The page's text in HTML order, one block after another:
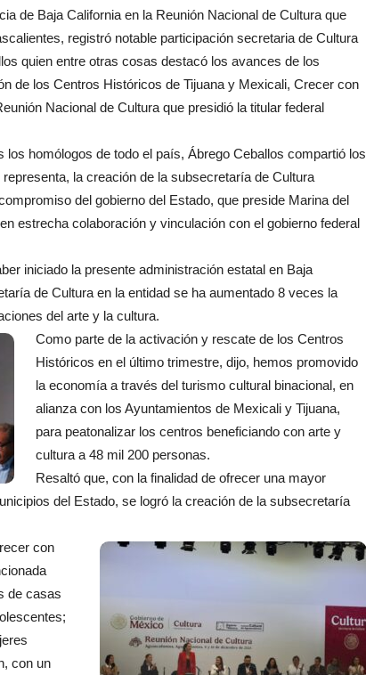
de Baja California en la Reunión Nacional de Cultura que
registró notable participación secretaria de Cultura
quien entre otras cosas destacó los avances de los
de los Centros Históricos de Tijuana y Mexicali, Crecer con
Nacional de Cultura que presidió la titular federal
los homólogos de todo el país, Ábrego Ceballos compartió los
la creación de la subsecretaría de Cultura
del gobierno del Estado, que preside Marina del
estrecha colaboración y vinculación con el gobierno federal
iniciado la presente administración estatal en Baja
de Cultura en la entidad se ha aumentado 8 veces la
del arte y la cultura.
Como parte de la activación y rescate de los Centros
Históricos en el último trimestre, dijo, hemos promovido
la economía a través del turismo cultural binacional, en
alianza con los Ayuntamientos de Mexicali y Tijuana,
para peatonalizar los centros beneficiando con arte y
cultura a 48 mil 200 personas.
Resaltó que, con la finalidad de ofrecer una mayor
del Estado, se logró la creación de la subsecretaría
con
de casas
con un